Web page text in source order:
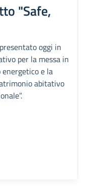
"Safe,
oggi in
per la messa in
e la
abitativo